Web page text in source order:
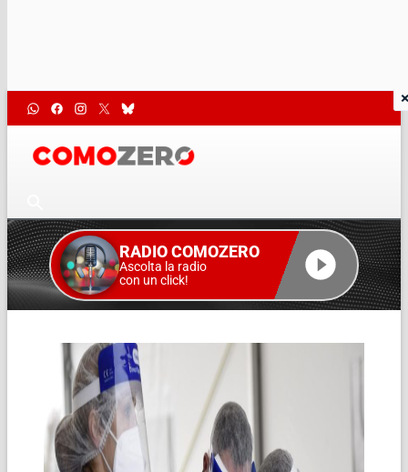
RADIO COMOZERO
Ascolta la radio
con un click!